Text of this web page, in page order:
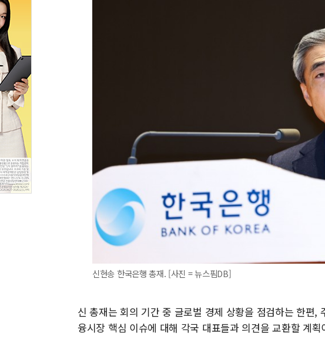
신현송 한국은행 총재. [사진 = 뉴스핌DB]
신 총재는 회의 기간 중 글로벌 경제 상황을 점검하는 한편,
융시장 핵심 이슈에 대해 각국 대표들과 의견을 교환할 계획